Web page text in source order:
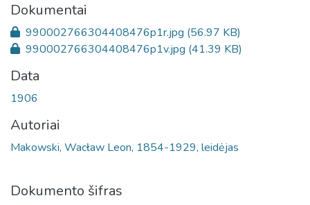
Dokumentai
990002766304408476p1r.jpg (56.97 KB)
990002766304408476p1v.jpg (41.39 KB)
Data
1906
Autoriai
Makowski, Wacław Leon, 1854-1929, leidėjas
Dokumento šifras